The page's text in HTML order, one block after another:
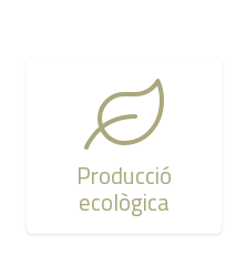
Producció
ecològica